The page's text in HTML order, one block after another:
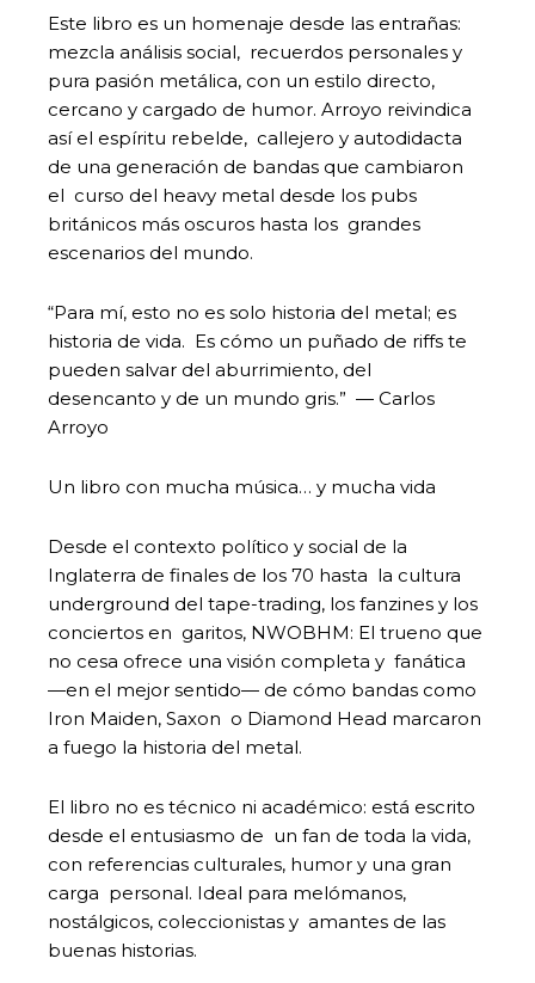
Este libro es un homenaje desde las entrañas:
mezcla análisis social, recuerdos personales y
pura pasión metálica, con un estilo directo,
cercano y cargado de humor. Arroyo reivindica
así el espíritu rebelde, callejero y autodidacta
de una generación de bandas que cambiaron
el curso del heavy metal desde los pubs
británicos más oscuros hasta los grandes
escenarios del mundo.
“Para mí, esto no es solo historia del metal; es
historia de vida. Es cómo un puñado de riffs te
pueden salvar del aburrimiento, del
desencanto y de un mundo gris.” — Carlos
Arroyo
Un libro con mucha música… y mucha vida
Desde el contexto político y social de la
Inglaterra de finales de los 70 hasta la cultura
underground del tape-trading, los fanzines y los
conciertos en garitos, NWOBHM: El trueno que
no cesa ofrece una visión completa y fanática
—en el mejor sentido— de cómo bandas como
Iron Maiden, Saxon o Diamond Head marcaron
a fuego la historia del metal.
El libro no es técnico ni académico: está escrito
desde el entusiasmo de un fan de toda la vida,
con referencias culturales, humor y una gran
carga personal. Ideal para melómanos,
nostálgicos, coleccionistas y amantes de las
buenas historias.